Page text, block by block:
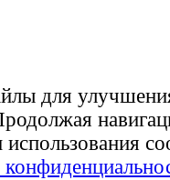
для
использования